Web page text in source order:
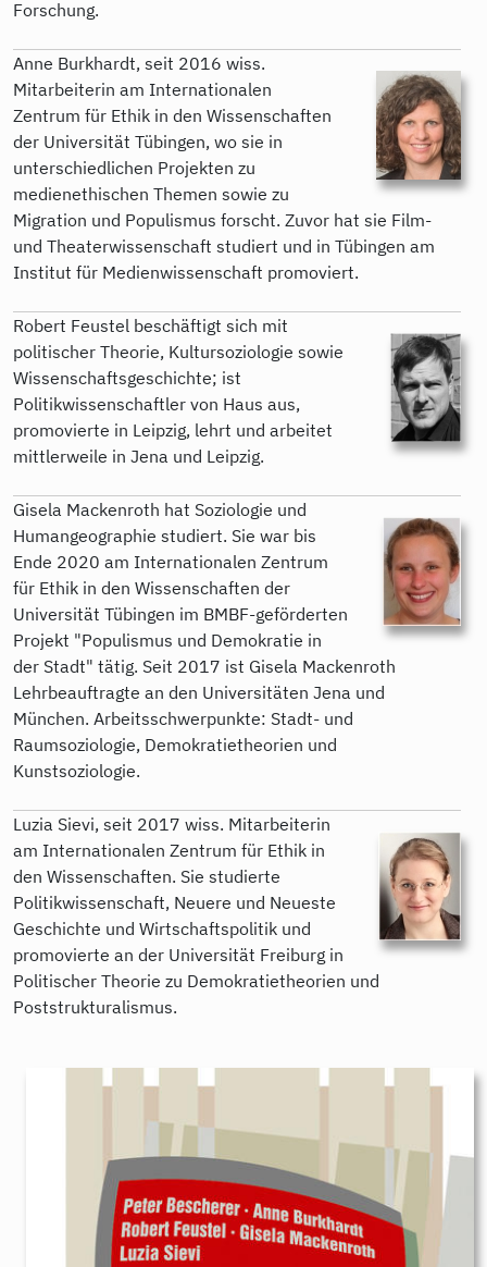
Forschung.
Anne Burkhardt, seit 2016 wiss.
Mitarbeiterin am Internationalen
Zentrum für Ethik in den Wissenschaften
der Universität Tübingen, wo sie in
unterschiedlichen Projekten zu
medienethischen Themen sowie zu
Migration und Populismus forscht. Zuvor hat sie Film-
und Theaterwissenschaft studiert und in Tübingen am
Institut für Medienwissenschaft promoviert.
Robert Feustel beschäftigt sich mit
politischer Theorie, Kultursoziologie sowie
Wissenschaftsgeschichte; ist
Politikwissenschaftler von Haus aus,
promovierte in Leipzig, lehrt und arbeitet
mittlerweile in Jena und Leipzig.
Gisela Mackenroth hat Soziologie und
Humangeographie studiert. Sie war bis
Ende 2020 am Internationalen Zentrum
für Ethik in den Wissenschaften der
Universität Tübingen im BMBF-geförderten
Projekt "Populismus und Demokratie in
der Stadt" tätig. Seit 2017 ist Gisela Mackenroth
Lehrbeauftragte an den Universitäten Jena und
München. Arbeitsschwerpunkte: Stadt- und
Raumsoziologie, Demokratietheorien und
Kunstsoziologie.
Luzia Sievi, seit 2017 wiss. Mitarbeiterin
am Internationalen Zentrum für Ethik in
den Wissenschaften. Sie studierte
Politikwissenschaft, Neuere und Neueste
Geschichte und Wirtschaftspolitik und
promovierte an der Universität Freiburg in
Politischer Theorie zu Demokratietheorien und
Poststrukturalismus.
9783896910578.jpeg